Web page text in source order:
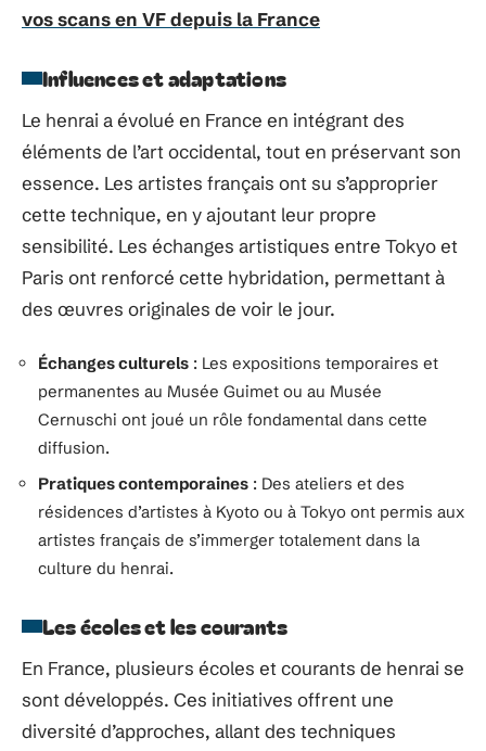
vos scans en VF depuis la France
Influences et adaptations
Le henrai a évolué en France en intégrant des
éléments de l’art occidental, tout en préservant son
essence. Les artistes français ont su s’approprier
cette technique, en y ajoutant leur propre
sensibilité. Les échanges artistiques entre Tokyo et
Paris ont renforcé cette hybridation, permettant à
des œuvres originales de voir le jour.
Échanges culturels : Les expositions temporaires et
permanentes au Musée Guimet ou au Musée
Cernuschi ont joué un rôle fondamental dans cette
diffusion.
Pratiques contemporaines : Des ateliers et des
résidences d’artistes à Kyoto ou à Tokyo ont permis aux
artistes français de s’immerger totalement dans la
culture du henrai.
Les écoles et les courants
En France, plusieurs écoles et courants de henrai se
sont développés. Ces initiatives offrent une
diversité d’approches, allant des techniques